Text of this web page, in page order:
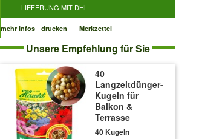
LIEFERUNG MIT DHL
mehr Infos drucken Merkzettel
Unsere Empfehlung für Sie
40
Langzeitdünger-
Kugeln für
Balkon &
Terrasse
40 Kugeln